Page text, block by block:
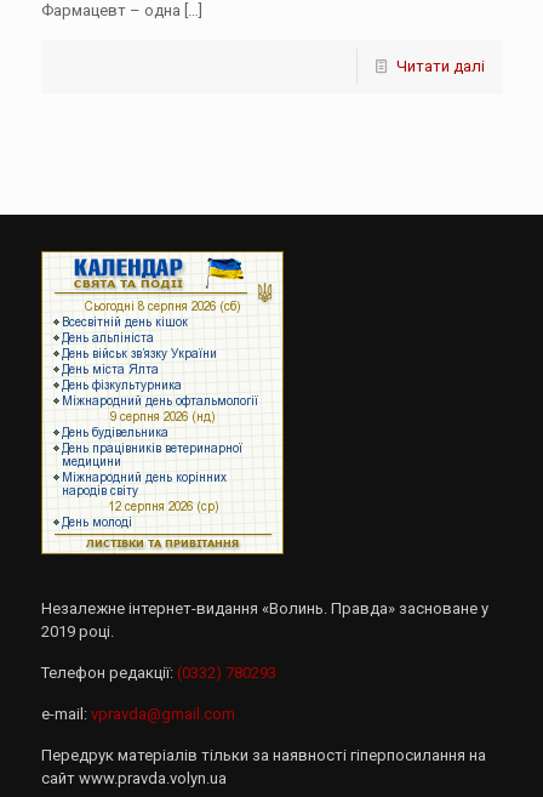
Фармацевт – одна […]
Читати далі
Незалежне інтернет-видання «Волинь. Правда» засноване у
2019 році.
Телефон редакції: (0332) 780293
e-mail: vpravda@gmail.com
Передрук матеріалів тільки за наявності гіперпосилання на
сайт www.pravda.volyn.ua